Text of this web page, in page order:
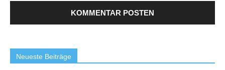
Neueste Beiträge